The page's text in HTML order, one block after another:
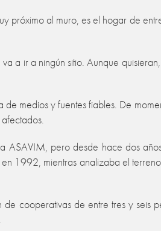
próximo al muro, es el hogar de
a ir a ningún sitio. Aunque
medios y fuentes fiables. De
pero desde hace dos
1992, mientras analizaba el
cooperativas de entre tres y